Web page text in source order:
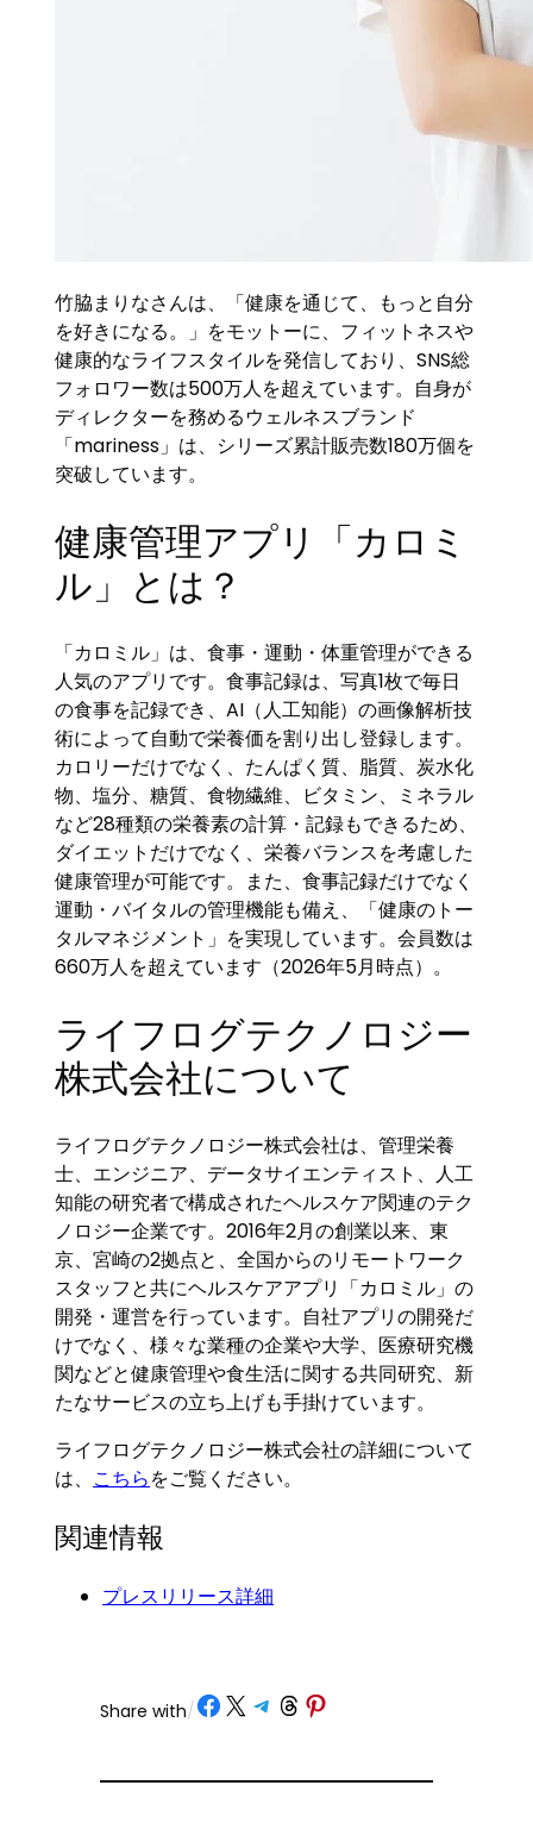
竹脇まりなさんは、「健康を通じて、もっと自分
を好きになる。」をモットーに、フィットネスや
健康的なライフスタイルを発信しており、SNS総
フォロワー数は500万人を超えています。自身が
ディレクターを務めるウェルネスブランド
「mariness」は、シリーズ累計販売数180万個を
突破しています。
健康管理アプリ「カロミ
ル」とは？
「カロミル」は、食事・運動・体重管理ができる
人気のアプリです。食事記録は、写真1枚で毎日
の食事を記録でき、AI（人工知能）の画像解析技
術によって自動で栄養価を割り出し登録します。
カロリーだけでなく、たんぱく質、脂質、炭水化
物、塩分、糖質、食物繊維、ビタミン、ミネラル
など28種類の栄養素の計算・記録もできるため、
ダイエットだけでなく、栄養バランスを考慮した
健康管理が可能です。また、食事記録だけでなく
運動・バイタルの管理機能も備え、「健康のトー
タルマネジメント」を実現しています。会員数は
660万人を超えています（2026年5月時点）。
ライフログテクノロジー
株式会社について
ライフログテクノロジー株式会社は、管理栄養
士、エンジニア、データサイエンティスト、人工
知能の研究者で構成されたヘルスケア関連のテク
ノロジー企業です。2016年2月の創業以来、東
京、宮崎の2拠点と、全国からのリモートワーク
スタッフと共にヘルスケアアプリ「カロミル」の
開発・運営を行っています。自社アプリの開発だ
けでなく、様々な業種の企業や大学、医療研究機
関などと健康管理や食生活に関する共同研究、新
たなサービスの立ち上げも手掛けています。
ライフログテクノロジー株式会社の詳細について
は、 こちらをご覧ください。
関連情報
プレスリリース詳細
Share with/ Share on Facebook
Share on X Share on Telegram
Share on Threads
Share on Pinterest